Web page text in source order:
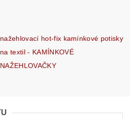
nažehlovací hot-fix kamínkové potisky
na textil - KAMÍNKOVÉ
NAŽEHLOVAČKY